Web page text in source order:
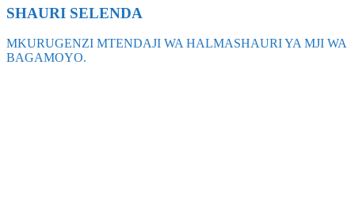
SHAURI SELENDA
MKURUGENZI MTENDAJI WA HALMASHAURI YA MJI WA
BAGAMOYO.